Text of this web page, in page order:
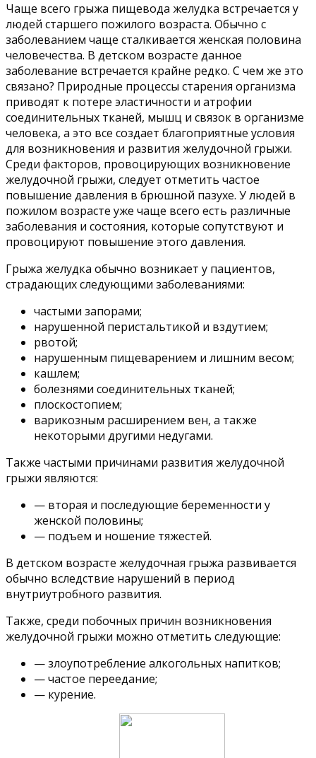
Чаще всего грыжа пищевода желудка встречается у
людей старшего пожилого возраста. Обычно с
заболеванием чаще сталкивается женская половина
человечества. В детском возрасте данное
заболевание встречается крайне редко. С чем же это
связано? Природные процессы старения организма
приводят к потере эластичности и атрофии
соединительных тканей, мышц и связок в организме
человека, а это все создает благоприятные условия
для возникновения и развития желудочной грыжи.
Среди факторов, провоцирующих возникновение
желудочной грыжи, следует отметить частое
повышение давления в брюшной пазухе. У людей в
пожилом возрасте уже чаще всего есть различные
заболевания и состояния, которые сопутствуют и
провоцируют повышение этого давления.
Грыжа желудка обычно возникает у пациентов,
страдающих следующими заболеваниями:
частыми запорами;
нарушенной перистальтикой и вздутием;
рвотой;
нарушенным пищеварением и лишним весом;
кашлем;
болезнями соединительных тканей;
плоскостопием;
варикозным расширением вен, а также
некоторыми другими недугами.
Также частыми причинами развития желудочной
грыжи являются:
— вторая и последующие беременности у
женской половины;
— подъем и ношение тяжестей.
В детском возрасте желудочная грыжа развивается
обычно вследствие нарушений в период
внутриутробного развития.
Также, среди побочных причин возникновения
желудочной грыжи можно отметить следующие:
— злоупотребление алкогольных напитков;
— частое переедание;
— курение.